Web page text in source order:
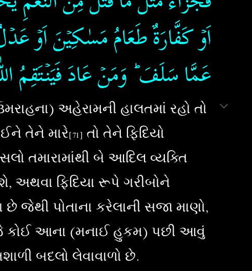
اَوۡ كَفَّارَةٌ طَعَامُ مَسٰكِيۡنَ اَوۡ
عَمَّا سَلَفَ​ ؕ وَمَنۡ عَادَ فَيَنۡتَقِمُ
અહેરામની હાલતમાં રહો તો
તેને મારે[71] તો તેને ફિદિયો
તમારામાંથી બે આદિલ વ્યક્તિ
અથવા ફિદિયા રૂપે ગરીબોને
જેથી પોતાના કરેલાની સજા માણો,
કોઈ આના (મનાઈ હુકમ) પછી આવું
બદલો લેવાવાળો છે.